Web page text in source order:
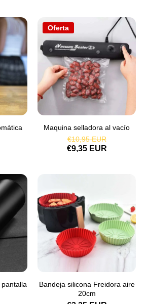
Oferta
Maquina selladora al vacío
€10,95 EUR
€9,35 EUR
Bandeja silicona Freidora aire
20cm